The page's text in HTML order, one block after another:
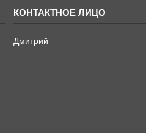
Дмитрий